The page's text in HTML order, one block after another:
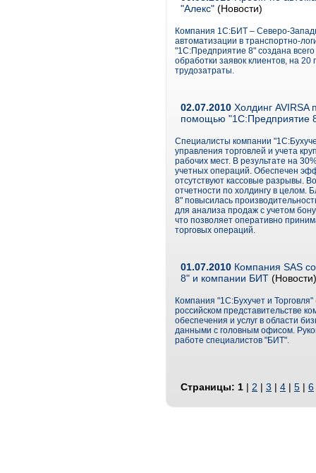
"Алекс" (Новости)
Компания 1С:БИТ – Северо-
автоматизации в транспортно-
"1С:Предприятие 8" создана
обработки заявок клиентов, на
трудозатраты.
02.07.2010 Холдинг AVIRSA
помощью "1С:Предприятие
Специалисты компании
управления торговлей и учета
рабочих мест. В результате на
учетных операций. Обеспечен
отсутствуют кассовые разрывы.
отчетности по холдингу в
8" повысилась
для анализа продаж с учетом
что позволяет оперативно
торговых операций.
01.07.2010 Компания SAS
8" и компании БИТ (Новости)
Компания "1С:Бухучет и
российском представительстве
обеспечения и услуг в области
данными с головным офисом.
работе специалистов "БИТ".
Страницы: 1 | 2 | 3 | 4 | 5 | 6